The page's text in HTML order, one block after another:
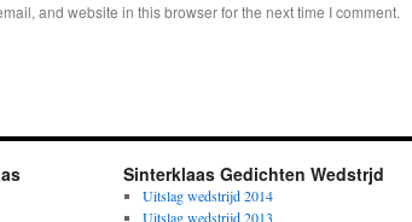
and website in this browser for the next time I comment.
Sinterklaas Gedichten Wedstrjd
Uitslag wedstrijd 2014
Uitslag wedstrijd 2013